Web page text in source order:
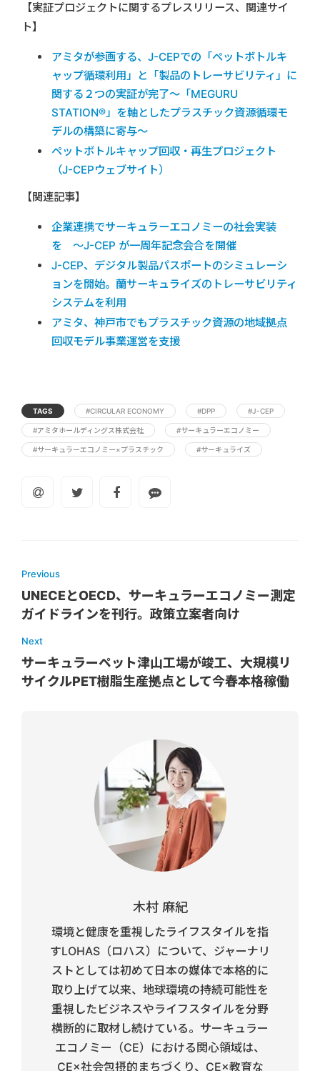
【実証プロジェクトに関するプレスリリース、関連サイ
ト】
アミタが参画する、J-CEPでの「ペットボトルキ
ャップ循環利用」と「製品のトレーサビリティ」に
関する２つの実証が完了～「MEGURU
STATION®」を軸としたプラスチック資源循環モ
デルの構築に寄与～
ペットボトルキャップ回収・再生プロジェクト
（J-CEPウェブサイト）
【関連記事】
企業連携でサーキュラーエコノミーの社会実装
を ～J-CEP が一周年記念会合を開催
J-CEP、デジタル製品パスポートのシミュレーシ
ョンを開始。蘭サーキュライズのトレーサビリティ
システムを利用
アミタ、神戸市でもプラスチック資源の地域拠点
回収モデル事業運営を支援
TAGS #CIRCULAR ECONOMY #DPP #J-CEP
#アミタホールディングス株式会社 #サーキュラーエコノミー
#サーキュラーエコノミー×プラスチック #サーキュライズ
Previous
UNECEとOECD、サーキュラーエコノミー測定
ガイドラインを刊行。政策立案者向け
Next
サーキュラーペット津山工場が竣工、大規模リ
サイクルPET樹脂生産拠点として今春本格稼働
木村 麻紀
環境と健康を重視したライフスタイルを指
すLOHAS（ロハス）について、ジャーナリ
ストとしては初めて日本の媒体で本格的に
取り上げて以来、地球環境の持続可能性を
重視したビジネスやライフスタイルを分野
横断的に取材し続けている。サーキュラー
エコノミー（CE）における関心領域は、
CE×社会包摂的まちづくり、CE×教育な